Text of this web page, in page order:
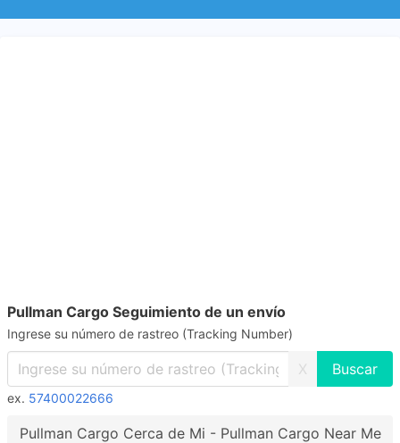
Pullman Cargo Seguimiento de un envío
Ingrese su número de rastreo (Tracking Number)
X
ex. 57400022666
Pullman Cargo Cerca de Mi - Pullman Cargo Near Me